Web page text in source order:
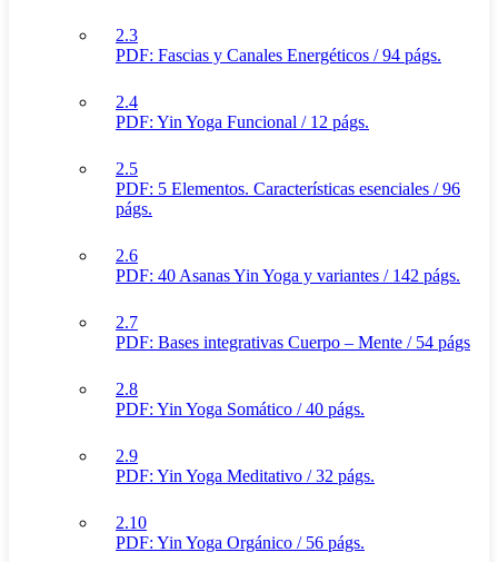
2.3
PDF: Fascias y Canales Energéticos / 94 págs.
2.4
PDF: Yin Yoga Funcional / 12 págs.
2.5
PDF: 5 Elementos. Características esenciales / 96
págs.
2.6
PDF: 40 Asanas Yin Yoga y variantes / 142 págs.
2.7
PDF: Bases integrativas Cuerpo – Mente / 54 págs
2.8
PDF: Yin Yoga Somático / 40 págs.
2.9
PDF: Yin Yoga Meditativo / 32 págs.
2.10
PDF: Yin Yoga Orgánico / 56 págs.